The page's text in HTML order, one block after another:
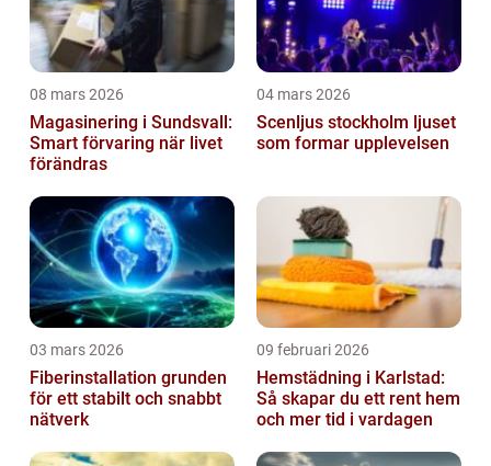
08 mars 2026
Magasinering i Sundsvall:
Smart förvaring när livet
förändras
04 mars 2026
Scenljus stockholm ljuset
som formar upplevelsen
03 mars 2026
Fiberinstallation grunden
för ett stabilt och snabbt
nätverk
09 februari 2026
Hemstädning i Karlstad:
Så skapar du ett rent hem
och mer tid i vardagen